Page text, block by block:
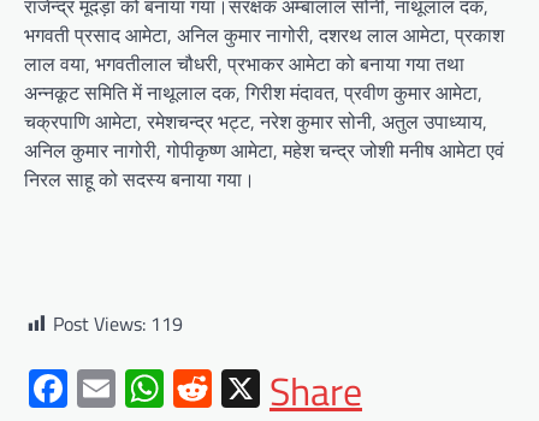
राजेन्द्र मूंदड़ा को बनाया गया।संरक्षक अम्बालाल सोनी, नाथूलाल दक,
भगवती प्रसाद आमेटा, अनिल कुमार नागोरी, दशरथ लाल आमेटा, प्रकाश
लाल वया, भगवतीलाल चौधरी, प्रभाकर आमेटा को बनाया गया तथा
अन्नकूट समिति में नाथूलाल दक, गिरीश मंदावत, प्रवीण कुमार आमेटा,
चक्रपाणि आमेटा, रमेशचन्द्र भट्ट, नरेश कुमार सोनी, अतुल उपाध्याय,
अनिल कुमार नागोरी, गोपीकृष्ण आमेटा, महेश चन्द्र जोशी मनीष आमेटा एवं
निरल साहू को सदस्य बनाया गया।
Post Views: 119
Facebook
EmailWhatsApp
Reddit
X
Share